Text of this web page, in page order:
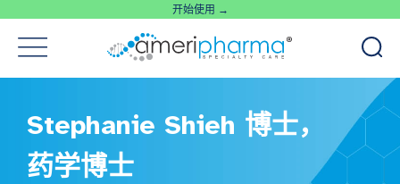
开始使用 →
Stephanie Shieh 博士，
药学博士